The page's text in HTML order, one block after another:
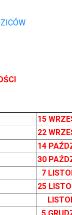
15
22
14
30
7
25